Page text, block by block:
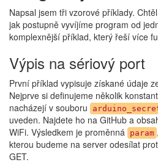
Napsal jsem tři vzorové příklady.
jak postupně vyvíjíme program od
komplexnější příklad, který řeší více
Výpis na sériový port
První příklad vypisuje získané údaje
Nejprve si definujeme několik
nacházejí v souboru
uveden. Najdete ho na GitHub a
WiFi. Výsledkem je proměnná param
kterou budeme na server odesílat
GET.